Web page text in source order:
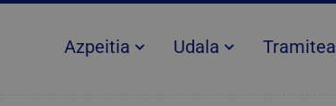
Azpeitia Udala